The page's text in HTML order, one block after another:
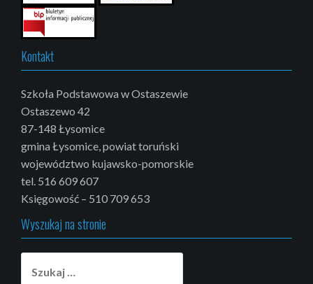
Kontakt
Szkoła Podstawowa w Ostaszewie
Ostaszewo 42
87-148 Łysomice
gmina Łysomice, powiat toruński
województwo kujawsko-pomorskie
tel. 516 609 607
Księgowość – 510 709 653
Wyszukaj na stronie